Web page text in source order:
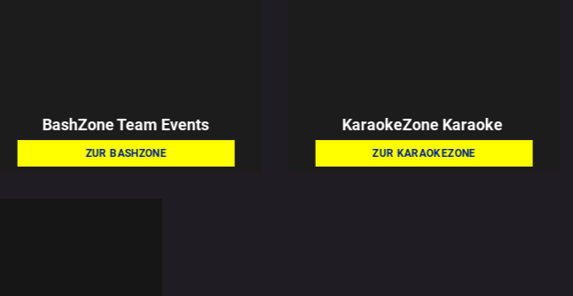
BashZoneTeam Events
ZUR BASHZONE
KaraokeZone Karaoke
ZUR KARAOKEZONE